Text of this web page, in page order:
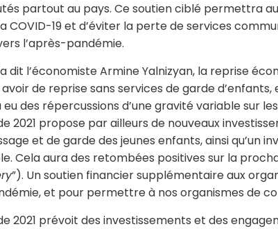
partout au pays. Ce soutien ciblé permettra
COVID-19 et d’éviter la perte de services
l’après-pandémie.
dit l’économiste Armine Yalnizyan, la reprise
de reprise sans services de garde
eu des répercussions d’une gravité variable sur
2021 propose par ailleurs de nouveaux
et de garde des jeunes enfants, ainsi qu’un
Cela aura des retombées positives sur la
”). Un soutien financier supplémentaire aux
et pour permettre à nos organismes de
2021 prévoit des investissements et des